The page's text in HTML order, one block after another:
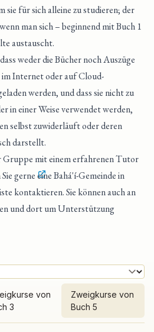
für sich alleine zu studieren; der
man sich – beginnend mit Buch 1
austauscht.
weder die Bücher noch Auszüge
im Internet oder auf Cloud-
werden, und dass sie nicht zu
in einer Weise verwendet werden,
selbst zuwiderläuft oder deren
darstellt.
Gruppe mit einem erfahrenen Tutor
gerneeine Bahá'í-Gemeinde in
kontaktieren. Sie können auch an
und dort um Unterstützung
von
3
Zweigkurse von
Buch 5